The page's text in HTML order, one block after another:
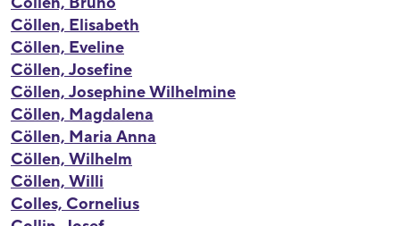
Cöllen, Elisabeth
Cöllen, Eveline
Cöllen, Josefine
Cöllen, Josephine Wilhelmine
Cöllen, Magdalena
Cöllen, Maria Anna
Cöllen, Wilhelm
Cöllen, Willi
Colles, Cornelius